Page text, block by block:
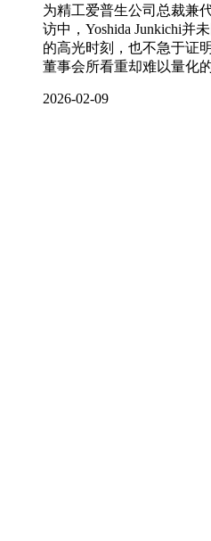
为精工爱普生公司总裁兼
访中，Yoshida Junkichi并
的高光时刻，也不急于证
董事会所看重却难以量化
2026-02-09